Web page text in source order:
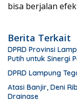
bisa berjalan
Berita Terkait
DPRD Provinsi
Putih untuk Sinergi
DPRD Lampung
Atasi Banjir, Deni
Drainase